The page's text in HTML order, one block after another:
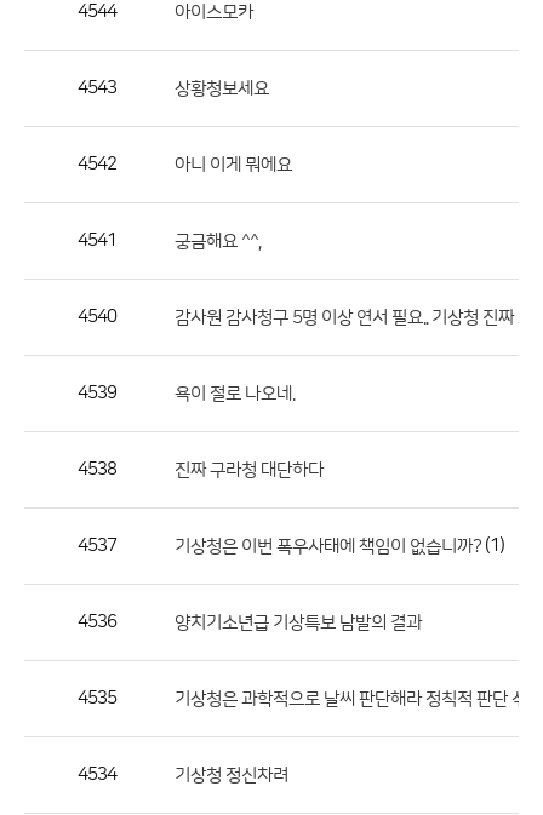
호,
록
공
4544 아이스모카
4543 상황청보세요
4542 아니 이게 뭐에요
4541 궁금해요 ^^,
4540 감사원 감사청구 5명 이상 연서 필요.. 기상청 진짜 조
4539 욕이 절로 나오네.
4538 진짜 구라청 대단하다
4537 기상청은 이번 폭우사태에 책임이 없습니까? (1)
4536 양치기소년급 기상특보 남발의 결과
4535 기상청은 과학적으로 날씨 판단해라 정칙적 판단 섞
4534 기상청 정신차려